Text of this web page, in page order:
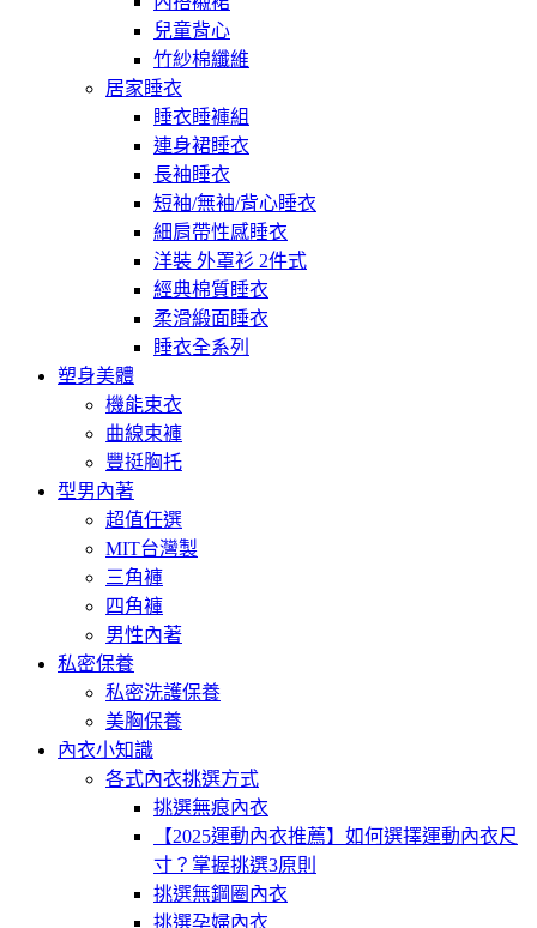
兒童背心
竹紗棉纖維
居家睡衣
睡衣睡褲組
連身裙睡衣
長袖睡衣
短袖/無袖/背心睡衣
細肩帶性感睡衣
洋裝 外罩衫 2件式
經典棉質睡衣
柔滑緞面睡衣
睡衣全系列
塑身美體
機能束衣
曲線束褲
豐挺胸托
型男內著
超值任選
MIT台灣製
三角褲
四角褲
男性內著
私密保養
私密洗護保養
美胸保養
內衣小知識
各式內衣挑選方式
挑選無痕內衣
【2025運動內衣推薦】如何選擇運動內衣尺
寸？掌握挑選3原則
挑選無鋼圈內衣
挑選孕婦內衣